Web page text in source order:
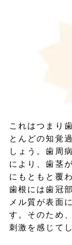
これはつまり
とんどの知覚
しょう。歯周
により、歯茎
にもともと覆
歯根には歯冠
メル質が表面
す。そのため
刺激を感じて